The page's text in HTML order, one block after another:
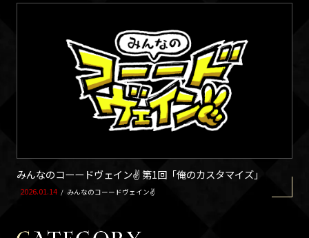
みんなのコーードヴェイン✌ 第1回「俺のカスタマイズ」
2026.01.14 / みんなのコーードヴェイン✌